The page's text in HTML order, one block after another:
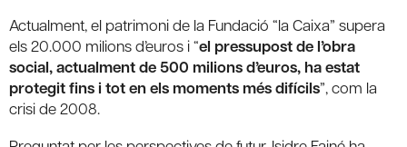
Actualment, el patrimoni de la Fundació “la Caixa” supera
els 20.000 milions d’euros i “el pressupost de l’obra
social, actualment de 500 milions d’euros, ha estat
protegit fins i tot en els moments més difícils”, com la
crisi de 2008.